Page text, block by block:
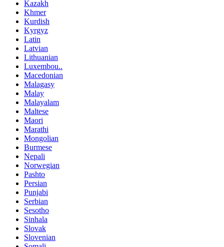
Kazakh
Khmer
Kurdish
Kyrgyz
Latin
Latvian
Lithuanian
Luxembou..
Macedonian
Malagasy
Malay
Malayalam
Maltese
Maori
Marathi
Mongolian
Burmese
Nepali
Norwegian
Pashto
Persian
Punjabi
Serbian
Sesotho
Sinhala
Slovak
Slovenian